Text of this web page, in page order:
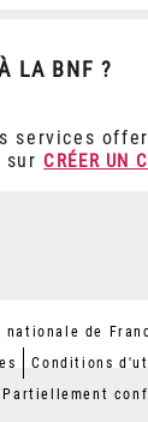
LA BNF ?
services
sur CRÉER UN
de
Conditions